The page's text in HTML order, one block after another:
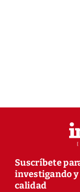
Suscríbete
investigando
calidad